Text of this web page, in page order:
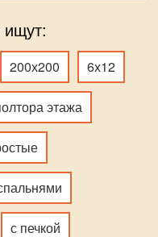
200х200 6х12
этажа
с печкой